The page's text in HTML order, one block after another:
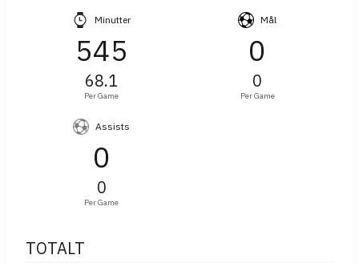
Minutter
545
68.1
Per Game
Mål
0
0
Per Game
Assists
0
0
Per Game
TOTALT